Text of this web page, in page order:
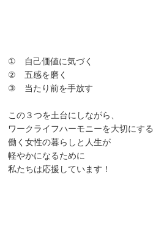
① 自己価値に気づく
② 五感を磨く
③ 当たり前を手放す
この３つを土台にしながら、
ワークライフハーモニーを大切にする
働く女性の暮らしと人生が
軽やかになるために
私たちは応援しています！